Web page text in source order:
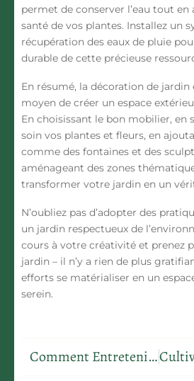
permet de conserver l’eau tout en
santé de vos plantes. Installez un
récupération des eaux de pluie
durable de cette précieuse
En résumé, la décoration de jardin
moyen de créer un espace
En choisissant le bon mobilier, en
soin vos plantes et fleurs, en
comme des fontaines et des
aménageant des zones
transformer votre jardin en un
N’oubliez pas d’adopter des
un jardin respectueux de
cours à votre créativité et prenez
jardin – il n’y a rien de plus
efforts se matérialiser en un
serein.
Comment Entretenir Votre Potager : Guide Complet pour un Jardin Prospère